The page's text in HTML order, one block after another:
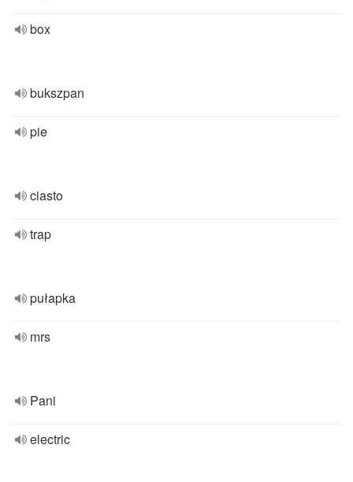
box
bukszpan
pie
ciasto
trap
pułapka
mrs
Pani
electric